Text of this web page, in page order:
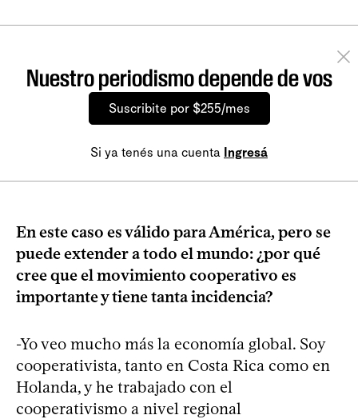
Nuestro periodismo depende de vos
Suscribite por $255/mes
Si ya tenés una cuenta Ingresá
En este caso es válido para América, pero se
puede extender a todo el mundo: ¿por qué
cree que el movimiento cooperativo es
importante y tiene tanta incidencia?
-Yo veo mucho más la economía global. Soy
cooperativista, tanto en Costa Rica como en
Holanda, y he trabajado con el
cooperativismo a nivel regional